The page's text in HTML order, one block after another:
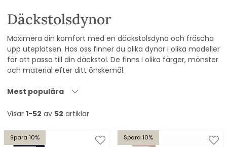
Däckstolsdynor
Maximera din komfort med en däckstolsdyna och fräscha
upp uteplatsen. Hos oss finner du olika dynor i olika modeller
för att passa till din däckstol. De finns i olika färger, mönster
och material efter ditt önskemål.
Mest populära
Visar 1-52 av 52 artiklar
Spara 10% Spara 10%